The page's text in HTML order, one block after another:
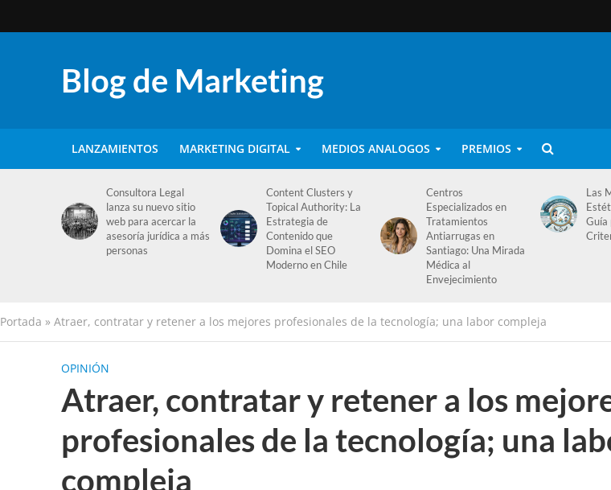
Blog de Marketing
LANZAMIENTOS MARKETING DIGITAL MEDIOS ANALOGOS PREMIOS
Consultora Legal
lanza su nuevo sitio
web para acercar la
asesoría jurídica a más
personas
Content Clusters y
Topical Authority: La
Estrategia de
Contenido que
Domina el SEO
Moderno en Chile
Centros
Especializados en
Tratamientos
Antiarrugas en
Santiago: Una Mirada
Médica al
Envejecimiento
Las
Guía
Portada » Atraer, contratar y retener a los mejores profesionales de la tecnología; una labor compleja
OPINIÓN
Atraer, contratar y retener a los
profesionales de la tecnología; una
compleja